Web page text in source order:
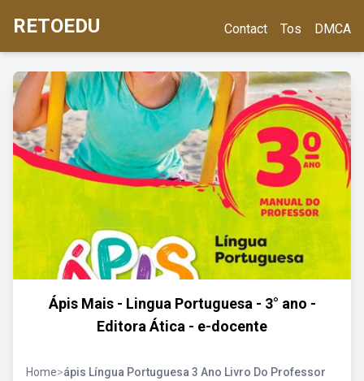
RETOEDU Contact Tos DMCA
Ápis Mais - Lingua Portuguesa - 3° ano -
Editora Ática - e-docente
Home>ápis Língua Portuguesa 3 Ano Livro Do Professor